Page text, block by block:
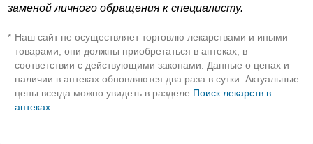
заменой личного обращения к специалисту.
* Наш сайт не осуществляет торговлю лекарствами и иными
товарами, они должны приобретаться в аптеках, в
соответствии с действующими законами. Данные о ценах и
наличии в аптеках обновляются два раза в сутки. Актуальные
цены всегда можно увидеть в разделе Поиск лекарств в
аптеках